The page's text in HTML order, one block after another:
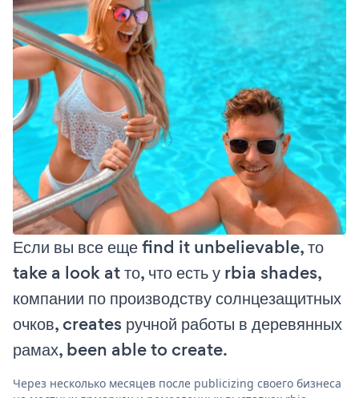
Если вы все еще find it unbelievable, то
take a look at то, что есть у rbia shades,
компании по производству солнцезащитных
очков, creates ручной работы в деревянных
рамах, been able to create.
Через несколько месяцев после publicizing своего бизнеса